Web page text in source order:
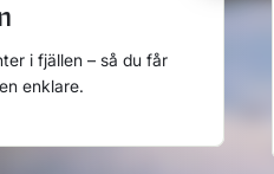
i fjällen – så du får
enklare.